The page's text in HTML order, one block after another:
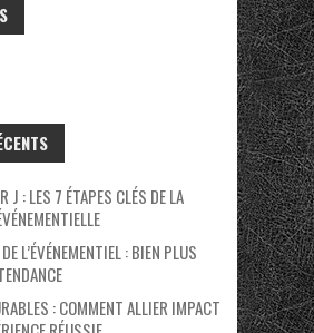
J : LES 7 ÉTAPES CLÉS DE LA
L’ÉVÉNEMENTIEL : BIEN PLUS
: COMMENT ALLIER IMPACT